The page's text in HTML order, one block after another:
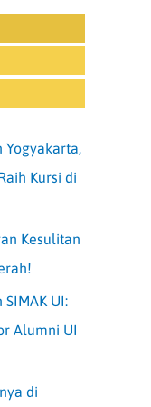
Yogyakarta,
Kursi di
Kesulitan
UI:
Alumni UI
di